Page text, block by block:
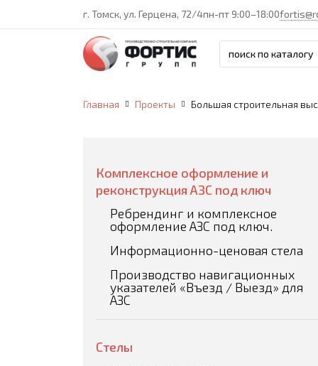
г. Томск, ул. Герцена, 72/4пн-пт 9:00–18:00
Главная Проекты Большая строительная
Комплексное оформление и
реконструкция АЗС под ключ
Ребрендинг и комплексное
оформление АЗС под ключ.
Информационно-ценовая стела
Производство навигационных
указателей «Въезд / Выезд» для
АЗС
Стелы